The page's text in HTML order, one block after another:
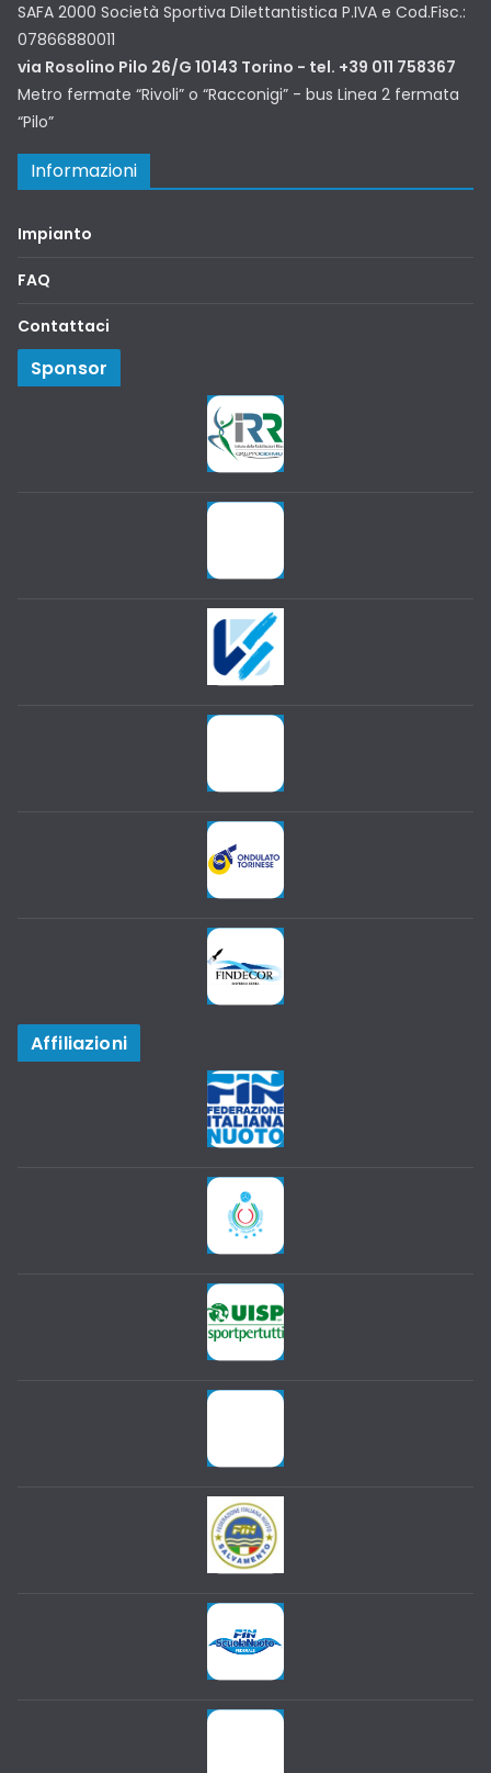
SAFA 2000 Società Sportiva Dilettantistica P.IVA e Cod.Fisc.:
07866880011
via Rosolino Pilo 26/G 10143 Torino - tel. +39 011 758367
Metro fermate “Rivoli” o “Racconigi” - bus Linea 2 fermata
“Pilo”
Informazioni
Impianto
FAQ
Contattaci
Sponsor
Affiliazioni